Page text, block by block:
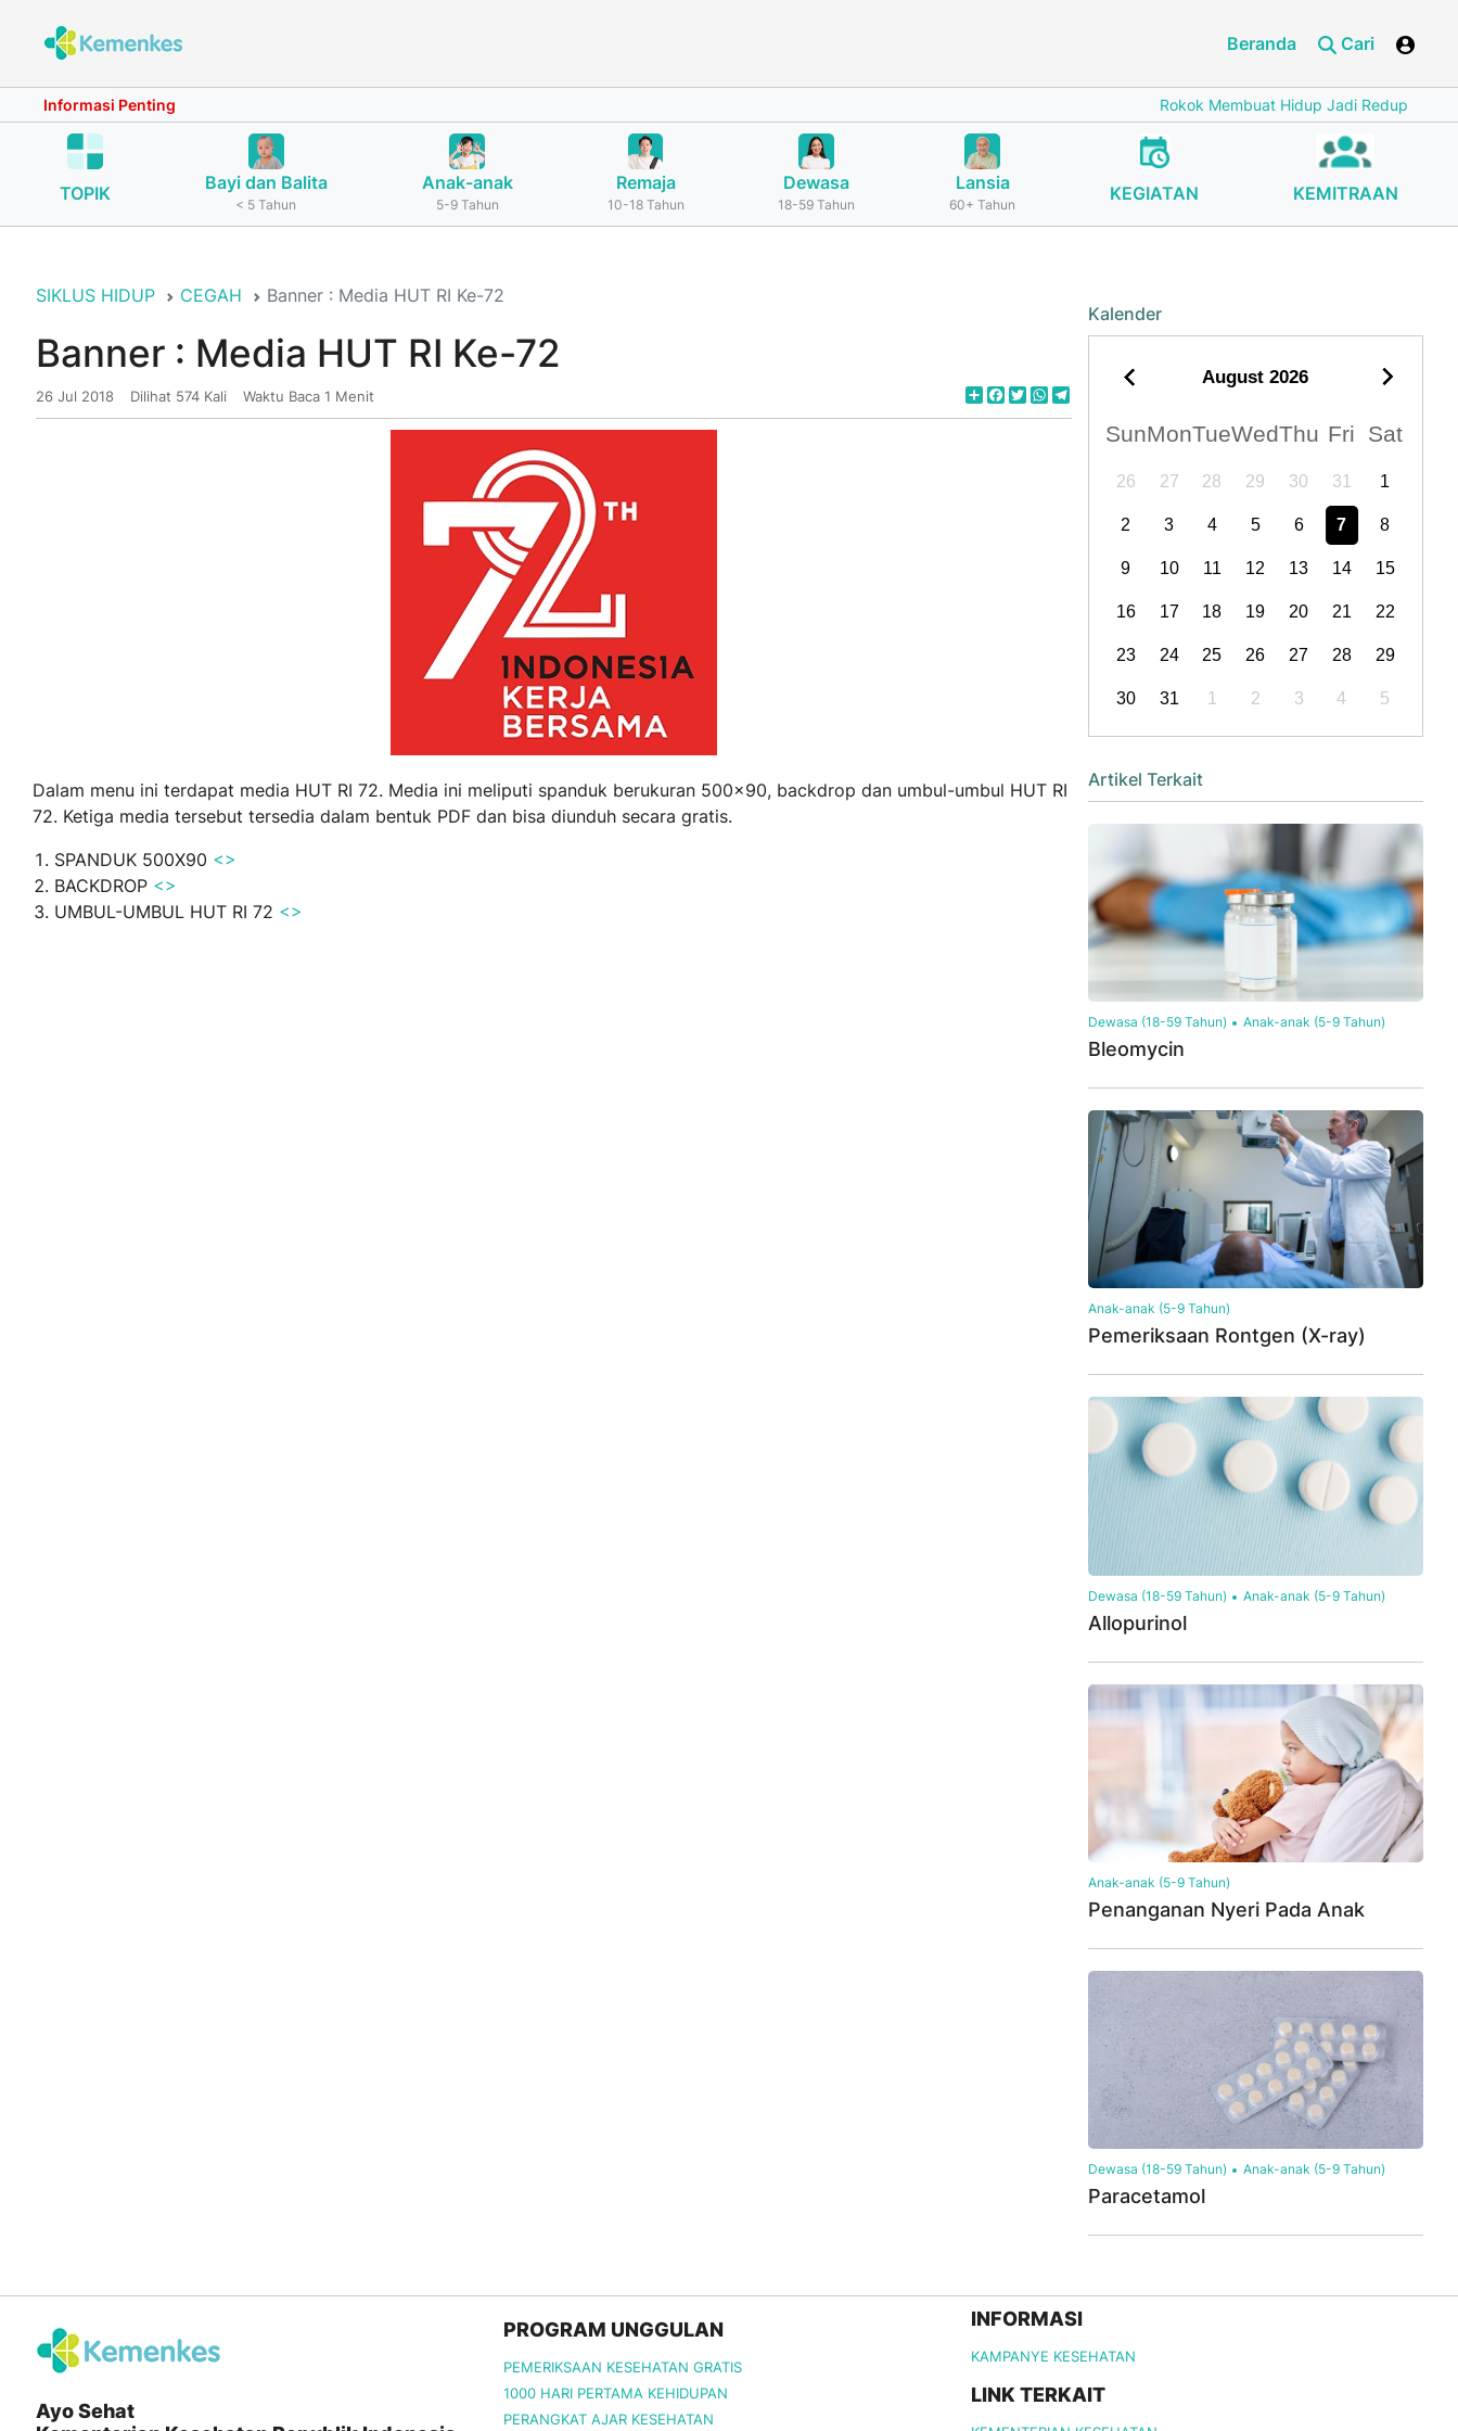
Beranda Cari
Informasi Penting Rokok Membuat Hidup Jadi Redup Cegah
TOPIK Bayi dan Balita
< 5 Tahun
Anak-anak
5-9 Tahun
Remaja
10-18 Tahun
Dewasa
18-59 Tahun
Lansia
60+ Tahun
KEGIATAN KEMITRAAN
SIKLUS HIDUP CEGAH Banner : Media HUT RI Ke-72
Banner : Media HUT RI Ke-72
26 Jul 2018 Dilihat 574 Kali Waktu Baca 1 Menit ShareFacebook
TwitterWhatsApp
Dalam menu ini terdapat media HUT RI 72. Media ini meliputi spanduk berukuran 500x90, backdrop dan umbul-umbul HUT RI
72. Ketiga media tersebut tersedia dalam bentuk PDF dan bisa diunduh secara gratis.
SPANDUK 500X90 <>
BACKDROP <>
UMBUL-UMBUL HUT RI 72 <>
Kalender
August 2026
SunMonTueWedThu Fri Sat
26 27 28 29 30 31 1
2 3 4 5 6 7 8
9 10 11 12 13 14 15
16 17 18 19 20 21 22
23 24 25 26 27 28 29
30 31 1 2 3 4 5
Artikel Terkait
Dewasa (18-59 Tahun) Anak-anak (5-9 Tahun)
Bleomycin
Anak-anak (5-9 Tahun)
Pemeriksaan Rontgen (X-ray)
Dewasa (18-59 Tahun) Anak-anak (5-9 Tahun)
Allopurinol
Anak-anak (5-9 Tahun)
Penanganan Nyeri Pada Anak
Dewasa (18-59 Tahun) Anak-anak (5-9 Tahun)
Paracetamol
Ayo Sehat
PROGRAM UNGGULAN
PEMERIKSAAN KESEHATAN GRATIS
1000 HARI PERTAMA KEHIDUPAN
PERANGKAT AJAR KESEHATAN
INFORMASI
KAMPANYE KESEHATAN
LINK TERKAIT